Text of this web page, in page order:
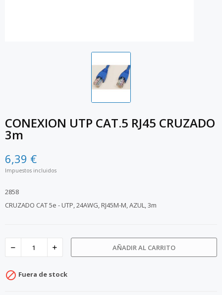
CONEXION UTP CAT.5 RJ45 CRUZADO
3m
6,39 €
Impuestos incluidos
2858
CRUZADO CAT 5e - UTP, 24AWG, RJ45M-M, AZUL, 3m
AÑADIR AL CARRITO
 Fuera de stock